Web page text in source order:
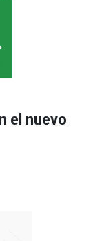
el nuevo